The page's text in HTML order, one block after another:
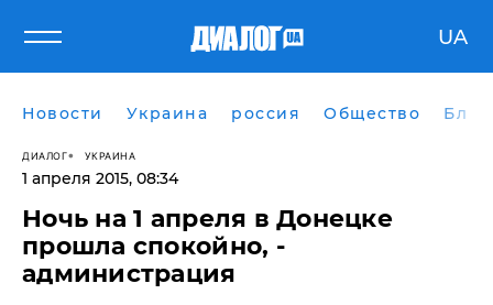
UA
Новости Украина россия Общество
ДИАЛОГ УКРАИНА
1 апреля 2015, 08:34
Ночь на 1 апреля в Донецке
прошла спокойно, -
администрация